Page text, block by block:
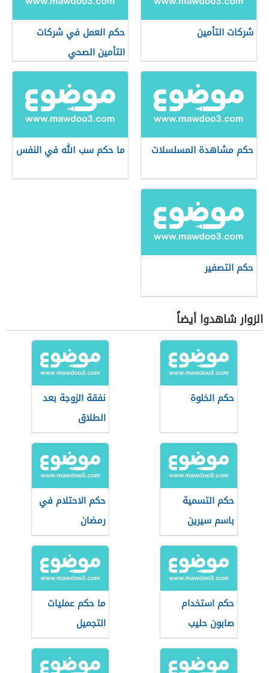
شركات التأمين
حكم العمل في شركات
التأمين الصحي
حكم مشاهدة المسلسلات ما حكم سب الله في النفس
حكم التصفير
الزوار شاهدوا أيضاً
حكم الخلوة
نفقة الزوجة بعد
الطلاق
حكم التسمية
باسم سيرين
حكم الاحتلام في
رمضان
حكم استخدام
صابون حليب
الحمار
ما حكم عمليات
التجميل